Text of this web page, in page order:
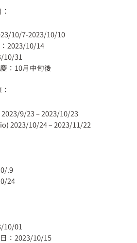
10/7-2023/10/10
2023/10/14
10/31
：10月中旬後
9/23 – 2023/10/23
2023/10/24 – 2023/11/22
.9
24
10/01
：2023/10/15